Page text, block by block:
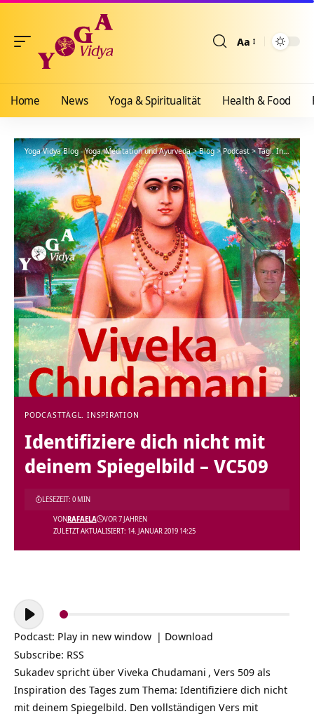
Aa
Home News Yoga & Spiritualität Health & Food
Yoga Vidya Blog - Yoga, Meditation und Ayurveda>Blog>Podcast>Tägl. Inspiration
PODCASTTÄGL. INSPIRATION
Identifiziere dich nicht mit
deinem Spiegelbild – VC509
ZULETZT AKTUALISIERT: 14. JANUAR 2019 14:25
VONRAFAELA VOR 7 JAHREN
LESEZEIT: 0 MIN
Audio-
Player
Podcast: Play in new window | Download
Subscribe: RSS
Sukadev spricht über Viveka Chudamani , Vers 509 als
Inspiration des Tages zum Thema: Identifiziere dich nicht
mit deinem Spiegelbild. Den vollständigen Vers mit